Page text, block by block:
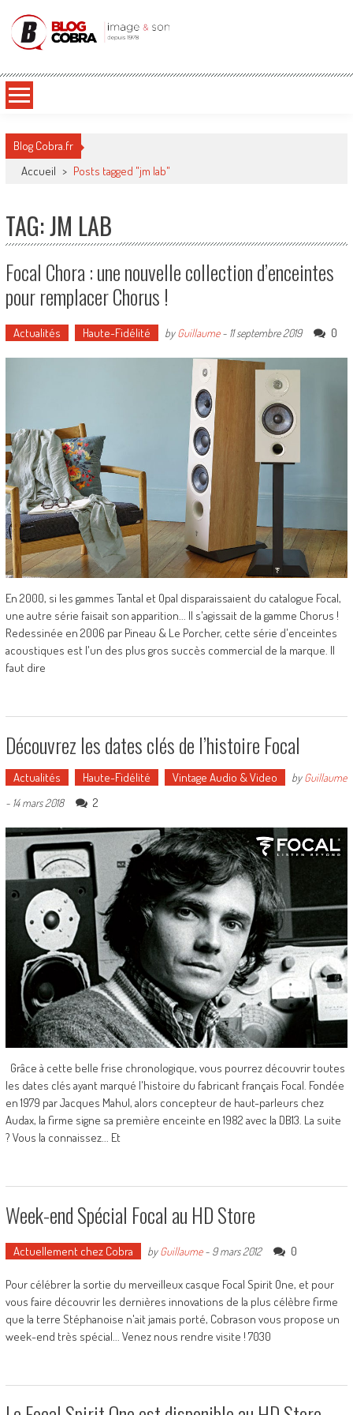
Blog Cobra
Blog Cobra.fr
Accueil > Posts tagged "jm lab"
TAG: JM LAB
Focal Chora : une nouvelle collection d’enceintes
pour remplacer Chorus !
Actualités Haute-Fidélité byGuillaume- 11 septembre 2019 0
En 2000, si les gammes Tantal et Opal disparaissaient du catalogue Focal,
une autre série faisait son apparition... Il s'agissait de la gamme Chorus !
Redessinée en 2006 par Pineau & Le Porcher, cette série d'enceintes
acoustiques est l'un des plus gros succès commercial de la marque. Il
faut dire
Découvrez les dates clés de l’histoire Focal
Actualités Haute-Fidélité Vintage Audio & Video byGuillaume
- 14 mars 2018 2
Grâce à cette belle frise chronologique, vous pourrez découvrir toutes
les dates clés ayant marqué l'histoire du fabricant français Focal. Fondée
en 1979 par Jacques Mahul, alors concepteur de haut-parleurs chez
Audax, la firme signe sa première enceinte en 1982 avec la DB13. La suite
? Vous la connaissez... Et
Week-end Spécial Focal au HD Store
Actuellement chez Cobra byGuillaume- 9 mars 2012 0
Pour célébrer la sortie du merveilleux casque Focal Spirit One, et pour
vous faire découvrir les dernières innovations de la plus célèbre firme
que la terre Stéphanoise n'ait jamais porté, Cobrason vous propose un
week-end très spécial... Venez nous rendre visite ! 7030